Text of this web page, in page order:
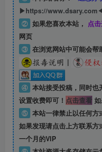
▶https://
② 如果您喜欢本站， 点
网页
③ 在浏览网站中可能会帮
|
④ 本站接受投稿，同时也
设置收费即可！ 点击查看如
⑤ 本站一律禁止以任何方
如果发现请点击上方联系
一个月的VIP